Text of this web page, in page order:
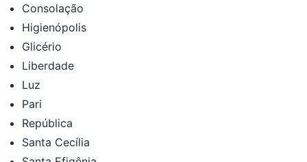
Consolação
Higienópolis
Glicério
Liberdade
Luz
Pari
República
Santa Cecília